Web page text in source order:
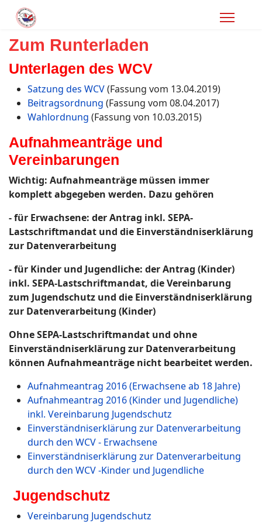
Zum Runterladen
Unterlagen des WCV
Satzung des WCV(Fassung vom 13.04.2019)
Beitragsordnung (Fassung vom 08.04.2017)
Wahlordnung (Fassung von 10.03.2015)
Aufnahmeanträge und
Vereinbarungen
Wichtig: Aufnahmeanträge müssen immer
komplett abgegeben werden. Dazu gehören
- für Erwachsene: der Antrag inkl. SEPA-
Lastschriftmandat und die Einverständniserklärung
zur Datenverarbeitung
- für Kinder und Jugendliche: der Antrag (Kinder)
inkl. SEPA-Lastschriftmandat, die Vereinbarung
zum Jugendschutz und die Einverständniserklärung
zur Datenverarbeitung (Kinder)
Ohne SEPA-Lastschriftmandat und ohne
Einverständniserklärung zur Datenverarbeitung
können Aufnahmeanträge nicht bearbeitet werden.
Aufnahmeantrag 2016 (Erwachsene ab 18 Jahre)
Aufnahmeantrag 2016 (Kinder und Jugendliche)
inkl. Vereinbarung Jugendschutz
Einverständniserklärung zur Datenverarbeitung
durch den WCV - Erwachsene
Einverständniserklärung zur Datenverarbeitung
durch den WCV -Kinder und Jugendliche
Jugendschutz
Vereinbarung Jugendschutz